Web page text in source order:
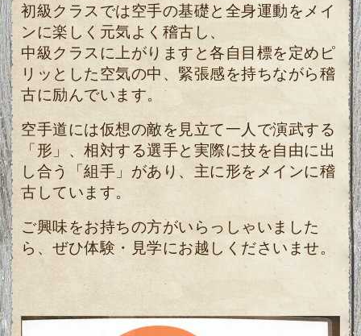
初級クラスでは空手の基礎と全身運動をメイ
ンに楽しく元気よく稽古し、
中級クラスに上がりますと各自目標を定めピ
リッとした空気の中、緊張感を持ちながら稽
古に励んでいます。
空手道には仮想の敵を見立て一人で演武する
「形」、相対する選手と実際に技を自由に出
し合う「組手」があり、主に形をメインに稽
古しています。
ご興味をお持ちの方がいらっしゃいました
ら、ぜひ体験・見学にお越しくださいませ。